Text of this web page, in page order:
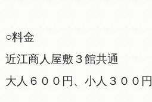
○料金
近江商人屋敷３館共通
大人６００円、小人３００円